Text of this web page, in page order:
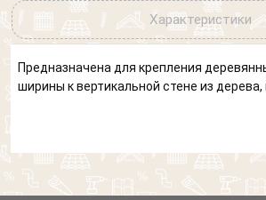
Характеристики
Предназначена для крепления
ширины к вертикальной стене из дерева,